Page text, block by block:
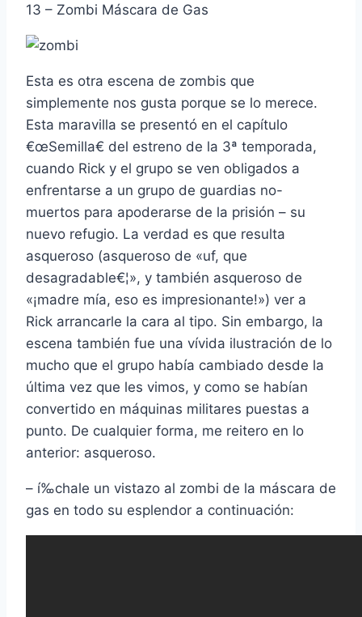
13 – Zombi Máscara de Gas
Esta es otra escena de zombis que
simplemente nos gusta porque se lo merece.
Esta maravilla se presentó en el capí­tulo
€œSemilla€ del estreno de la 3ª temporada,
cuando Rick y el grupo se ven obligados a
enfrentarse a un grupo de guardias no-
muertos para apoderarse de la prisión – su
nuevo refugio. La verdad es que resulta
asqueroso (asqueroso de «uf, que
desagradable€¦», y también asqueroso de
«¡madre mí­a, eso es impresionante!») ver a
Rick arrancarle la cara al tipo. Sin embargo, la
escena también fue una ví­vida ilustración de lo
mucho que el grupo habí­a cambiado desde la
última vez que les vimos, y como se habí­an
convertido en máquinas militares puestas a
punto. De cualquier forma, me reitero en lo
anterior: asqueroso.
– í‰chale un vistazo al zombi de la máscara de
gas en todo su esplendor a continuación: